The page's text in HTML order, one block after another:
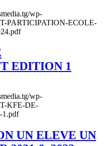
wp-
PARTICIPATION-ECOLE-
EDITION 1
wp-
KFE-DE-
UN ELEVE UN